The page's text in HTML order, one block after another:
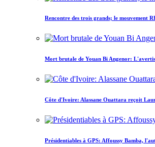
Rencontre des trois grands; le mouvement
Mort brutale de Youan Bi Angenor:
Côte d'Ivoire: Alassane Ouattara reçoit
Présidentiables à GPS: Affoussy Bamba,